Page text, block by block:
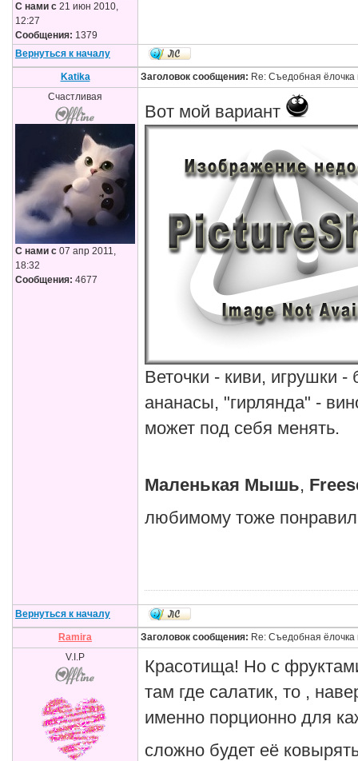
С нами с 21 июн 2010,
12:27
Сообщения: 1379
Вернуться к началу
Katika Заголовок сообщения: Re: Съедобная ёлочка
Счастливая
С нами с 07 апр 2011,
18:32
Сообщения: 4677
Вот мой вариант
Веточки - киви, игрушки
ананасы, "гирлянда" -
может под себя менять.
Маленькая Мышь,
любимому тоже
Вернуться к началу
Ramira Заголовок сообщения: Re: Съедобная ёлочка
V.I.P
Красотища! Но с
там где салатик, то ,
именно порционно для
сложно будет её